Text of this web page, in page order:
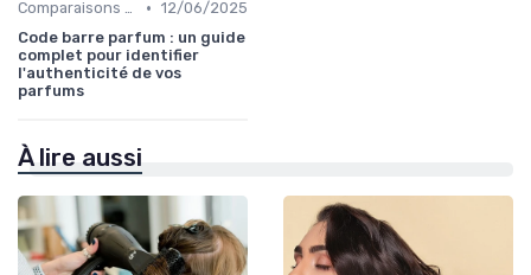
Comparaisons et Revues de Produits • 12/06/2025
Code barre parfum : un guide
complet pour identifier
l'authenticité de vos
parfums
À lire aussi